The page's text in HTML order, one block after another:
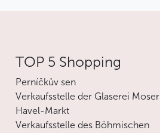
TOP 5 Shopping
Perníčkův sen
Verkaufsstelle der Glaserei Moser
Havel-Markt
Verkaufsstelle des Böhmischen